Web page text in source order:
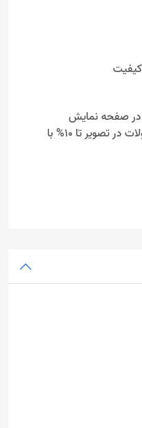
در صفحه نمایش
دستگاه‌های مختلف، رنگ محصولات در تصویر تا 10% با